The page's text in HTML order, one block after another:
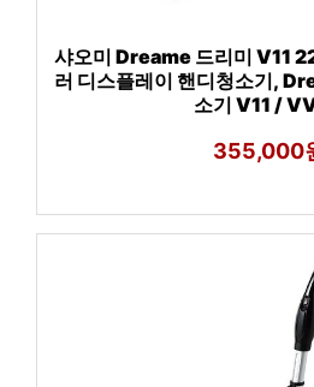
샤오미 Dreame 드리미 V11
러 디스플레이 핸디청소기,
소기 V11 /
355,000